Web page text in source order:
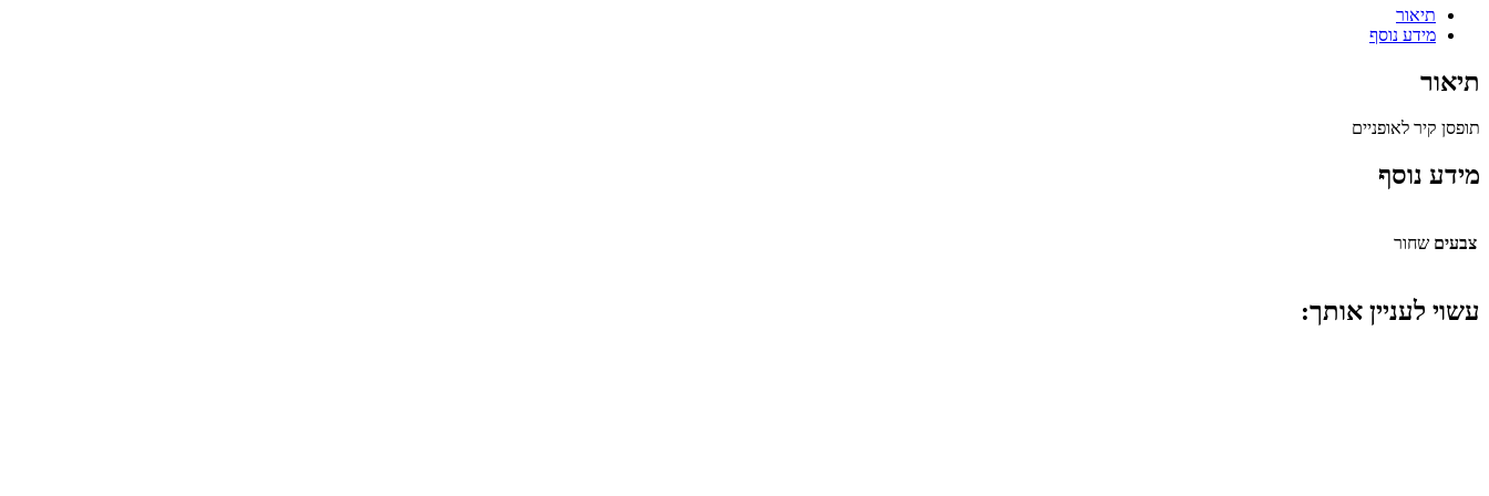
תיאור
מידע נוסף
תיאור
תופסן קיר לאופניים
מידע נוסף
צבעים שחור
עשוי לעניין אותך: